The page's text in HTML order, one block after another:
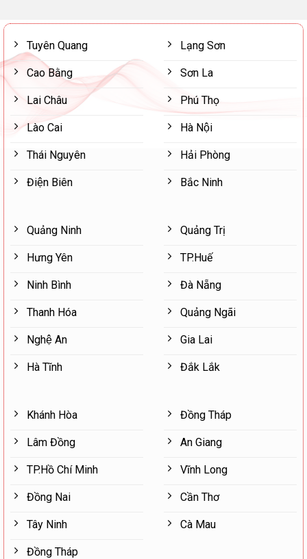
Tuyên Quang
Cao Bằng
Lai Châu
Lào Cai
Thái Nguyên
Điện Biên
Lạng Sơn
Sơn La
Phú Thọ
Hà Nội
Hải Phòng
Bắc Ninh
Quảng Ninh
Hưng Yên
Ninh Bình
Thanh Hóa
Nghệ An
Hà Tĩnh
Quảng Trị
TP.Huế
Đà Nẵng
Quảng Ngãi
Gia Lai
Đắk Lắk
Khánh Hòa
Lâm Đồng
TP.Hồ Chí Minh
Đồng Nai
Tây Ninh
Đồng Tháp
Đồng Tháp
An Giang
Vĩnh Long
Cần Thơ
Cà Mau